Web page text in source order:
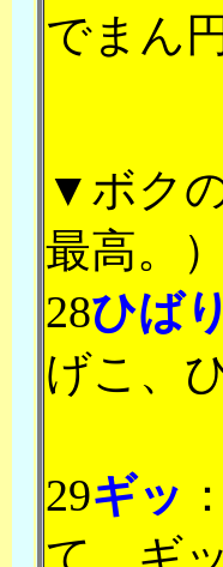
でまん円
▼ボク
最高。）
28ひば
げこ、
29ギッ
て、ギ